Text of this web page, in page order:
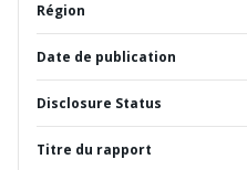
Région
Date de publication
Disclosure Status
Titre du rapport